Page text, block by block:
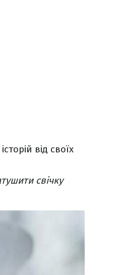
від своїх
свічку